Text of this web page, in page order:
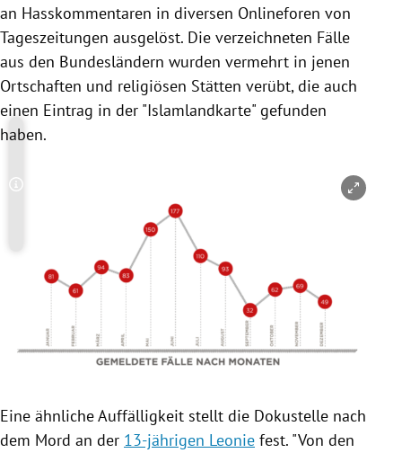
an Hasskommentaren in diversen Onlineforen von
Tageszeitungen ausgelöst. Die verzeichneten Fälle
aus den Bundesländern wurden vermehrt in jenen
Ortschaften und religiösen Stätten verübt, die auch
einen Eintrag in der "Islamlandkarte" gefunden
haben.
Copyright-Hinweis öffnen/schließen
Eine ähnliche Auffälligkeit stellt die Dokustelle nach
dem Mord an der 13-jährigen Leonie fest. "Von den